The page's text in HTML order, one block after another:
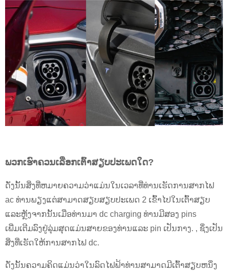
ພວກເຮົາຄວນເລືອກເຕົ້າສຽບປະເພດໃດ?
ດັ່ງນັ້ນສິ່ງທີ່ຫມາຍຄວາມວ່າແມ່ນໃນເວລາທີ່ທ່ານເຮັດການສາກໄຟ
ac ທ່ານພຽງແຕ່ສາມາດສຽບສຽບປະເພດ 2 ເຂົ້າໄປໃນເຕົ້າສຽບ
ແລະຫຼັງຈາກນັ້ນເມື່ອທ່ານມາ dc charging ທ່ານມີສອງ pins
ເພີ່ມເຕີມລົງຢູ່ລຸ່ມສຸດແມ່ນສາຍຂອງທ່ານແລະ pin ເປັນກາງ. , ຊຶ່ງເປັນ
ສິ່ງທີ່ເຮັດໃຫ້ການສາກໄຟ dc.
ດັ່ງນັ້ນຄວາມຄິດແມ່ນວ່າໃນລົດໄຟຟ້າທ່ານສາມາດມີເຕົ້າສຽບຫນຶ່ງ